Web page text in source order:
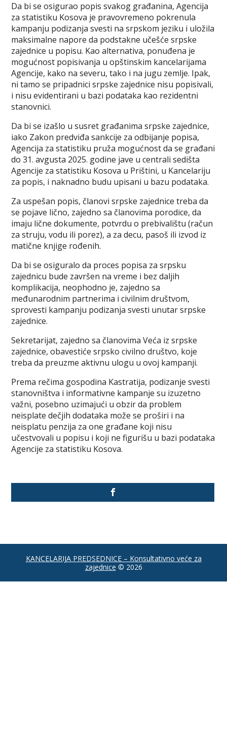
Da bi se osigurao popis svakog građanina, Agencija
za statistiku Kosova je pravovremeno pokrenula
kampanju podizanja svesti na srpskom jeziku i uložila
maksimalne napore da podstakne učešće srpske
zajednice u popisu. Kao alternativa, ponuđena je
mogućnost popisivanja u opštinskim kancelarijama
Agencije, kako na severu, tako i na jugu zemlje. Ipak,
ni tamo se pripadnici srpske zajednice nisu popisivali,
i nisu evidentirani u bazi podataka kao rezidentni
stanovnici.
Da bi se izašlo u susret građanima srpske zajednice,
iako Zakon predviđa sankcije za odbijanje popisa,
Agencija za statistiku pruža mogućnost da se građani
do 31. avgusta 2025. godine jave u centrali sedišta
Agencije za statistiku Kosova u Prištini, u Kancelariju
za popis, i naknadno budu upisani u bazu podataka.
Za uspešan popis, članovi srpske zajednice treba da
se pojave lično, zajedno sa članovima porodice, da
imaju lične dokumente, potvrdu o prebivalištu (račun
za struju, vodu ili porez), a za decu, pasoš ili izvod iz
matične knjige rođenih.
Da bi se osiguralo da proces popisa za srpsku
zajednicu bude završen na vreme i bez daljih
komplikacija, neophodno je, zajedno sa
međunarodnim partnerima i civilnim društvom,
sprovesti kampanju podizanja svesti unutar srpske
zajednice.
Sekretarijat, zajedno sa članovima Veća iz srpske
zajednice, obavestiće srpsko civilno društvo, koje
treba da preuzme aktivnu ulogu u ovoj kampanji.
Prema rečima gospodina Kastratija, podizanje svesti
stanovništva i informativne kampanje su izuzetno
važni, posebno uzimajući u obzir da problem
neisplate dečjih dodataka može se proširi i na
neisplatu penzija za one građane koji nisu
učestvovali u popisu i koji ne figurišu u bazi podataka
Agencije za statistiku Kosova.
KANCELARIJA PREDSEDNICE – Konsultativno veće za
zajednice © 2026